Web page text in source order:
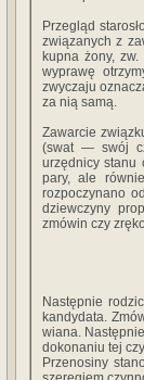
Przegląd
związa­nych z
kupna żony,
wyprawę
zwyczaju
za nią samą.
Zawarcie
(swat — swój
urzędnicy stanu
pary, ale
rozpoczynano
dziew­czyny
zmówin czy
Następnie
kandydata.
wiana.
dokonaniu tej
Przenosiny